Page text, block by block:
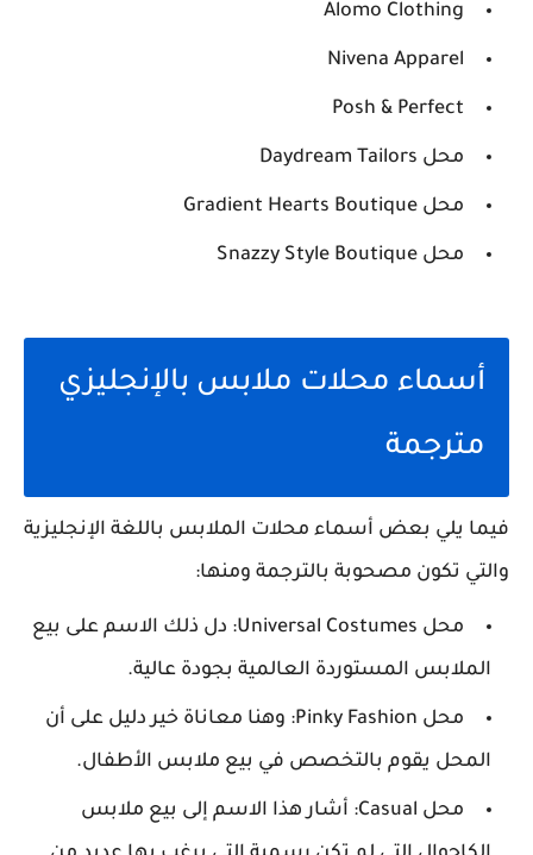
Alomo Clothing
Nivena Apparel
Posh & Perfect
محل Daydream Tailors
محل Gradient Hearts Boutique
محل Snazzy Style Boutique
أسماء محلات ملابس بالإنجليزي
مترجمة
فيما يلي بعض أسماء محلات الملابس باللغة الإنجليزية
والتي تكون مصحوبة بالترجمة ومنها:
محل Universal Costumes: دل ذلك الاسم على بيع
الملابس المستوردة العالمية بجودة عالية.
محل Pinky Fashion: وهنا معاناة خير دليل على أن
المحل يقوم بالتخصص في بيع ملابس الأطفال.
محل Casual: أشار هذا الاسم إلى بيع ملابس